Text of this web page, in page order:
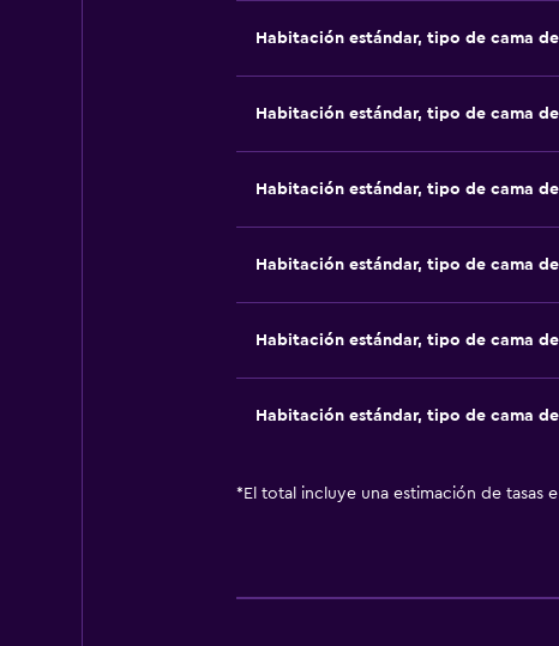
Habitación estándar, tipo de cama
Habitación estándar, tipo de cama
Habitación estándar, tipo de cama
Habitación estándar, tipo de cama
Habitación estándar, tipo de cama
Habitación estándar, tipo de cama
* El total incluye una estimación de tasas